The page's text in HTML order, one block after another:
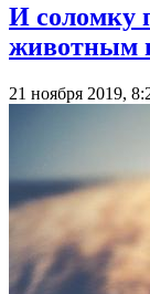
И соломку
животным
21 ноября 2019,